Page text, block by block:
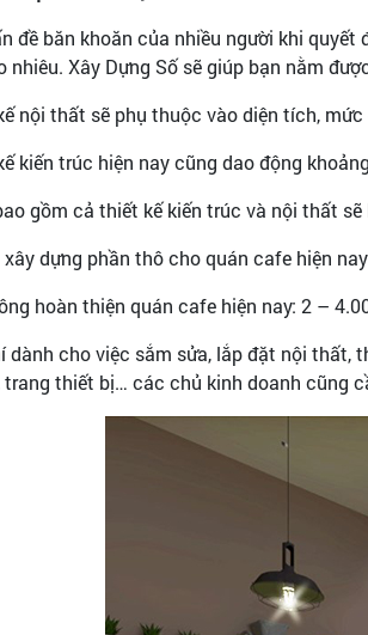
đề băn khoăn của nhiều người khi
nhiêu. Xây Dựng Số sẽ giúp bạn nằm
nội thất sẽ phụ thuộc vào diện tích,
kiến trúc hiện nay cũng dao động
gồm cả thiết kế kiến trúc và nội thất
dựng phần thô cho quán cafe hiện
hoàn thiện quán cafe hiện nay: 2 –
dành cho việc sắm sửa, lắp đặt nội thất,
trang thiết bị… các chủ kinh doanh cũng